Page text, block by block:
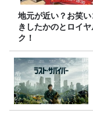
地元が近い？お笑い
きしたかのとロイ
ク！